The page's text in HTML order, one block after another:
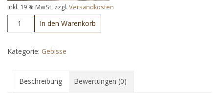
inkl. 19 % MwSt. zzgl. Versandkosten
Olivenkopf
HP
In den Warenkorb
Kategorie: Gebisse
Beschreibung Bewertungen (0)